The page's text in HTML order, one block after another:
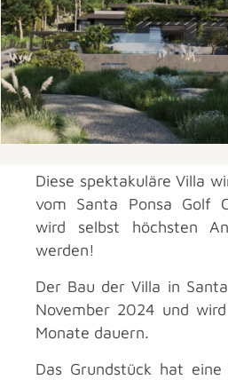
Diese spektakuläre Villa
vom Santa Ponsa Golf
wird selbst höchsten
werden!
Der Bau der Villa in
November 2024 und
Monate dauern.
Das Grundstück hat